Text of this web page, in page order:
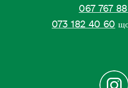
067 767
073 182 40 60